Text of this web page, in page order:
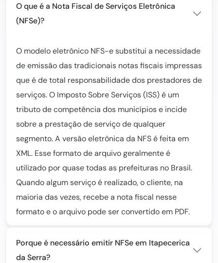
O que é a Nota Fiscal de Serviços Eletrônica
(NFSe)?
O modelo eletrônico NFS-e substitui a necessidade
de emissão das tradicionais notas fiscais impressas
que é de total responsabilidade dos prestadores de
serviços. O Imposto Sobre Serviços (ISS) é um
tributo de competência dos municípios e incide
sobre a prestação de serviço de qualquer
segmento. A versão eletrônica da NFS é feita em
XML. Esse formato de arquivo geralmente é
utilizado por quase todas as prefeituras no Brasil.
Quando algum serviço é realizado, o cliente, na
maioria das vezes, recebe a nota fiscal nesse
formato e o arquivo pode ser convertido em PDF.
Porque é necessário emitir NFSe em Itapecerica
da Serra?